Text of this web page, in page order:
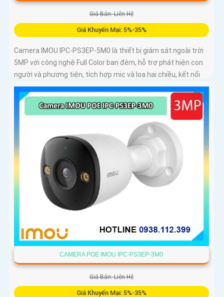
Giá Bán: Liên Hệ
Giá Khuyến Mại: 5%-35%
Camera IMOU IPC-PS3EP-5M0 là thiết bị giám sát ngoài trời
5MP với công nghệ Full Color ban đêm, hỗ trợ phát hiện con
người và phương tiện, tích hợp mic và loa hai chiều, kết nối
PoE tiện lợi, phù hợp cho gia đình, cửa hàng và văn phòng
CAMERA POE IMOU IPC-PS3EP-3M0
Giá Bán: Liên Hệ
Giá Khuyến Mại: 5%-35%